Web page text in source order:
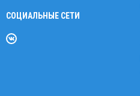
СОЦИАЛЬНЫЕ СЕТИ